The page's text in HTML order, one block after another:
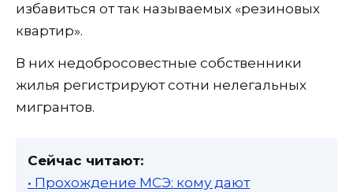
избавиться от так называемых «резиновых
квартир».
В них недобросовестные собственники
жилья регистрируют сотни нелегальных
мигрантов.
Сейчас читают:
• Прохождение МСЭ: кому дают